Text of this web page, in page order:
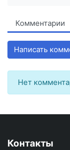
Комментарии
Написать
Нет
Контакты